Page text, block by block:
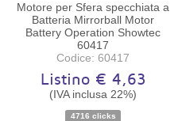
Disponibilità:Ordinabile
Motore per Sfera specchiata a
Batteria Mirrorball Motor
Battery Operation Showtec
60417
Codice: 60417
Listino € 4,63
(IVA inclusa 22%)
4716 clicks